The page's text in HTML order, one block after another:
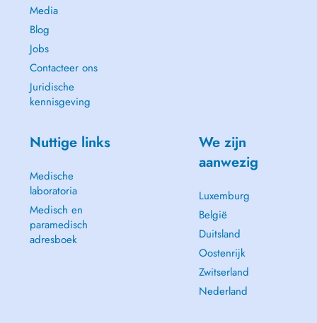
Media
Blog
Jobs
Contacteer ons
Juridische
kennisgeving
Nuttige links
Medische
laboratoria
Medisch en
paramedisch
adresboek
We zijn
aanwezig
Luxemburg
België
Duitsland
Oostenrijk
Zwitserland
Nederland